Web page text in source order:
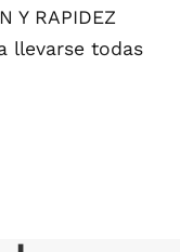
Y RAPIDEZ
llevarse todas